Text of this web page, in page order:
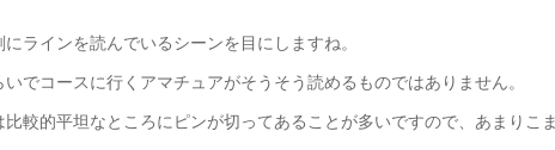
ラインを読んでいるシーンを目にしますね。
でコースに行くアマチュアがそうそう読めるものではありません。
較的平坦なところにピンが切ってあることが多いですので、あまりこま